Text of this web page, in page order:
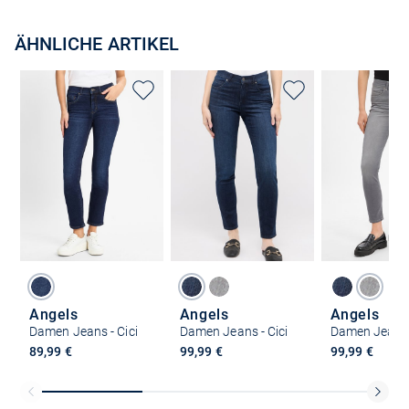
ÄHNLICHE ARTIKEL
Angels
Damen Jeans - Cici
89,99 €
Angels
Damen Jeans - Cici
99,99 €
Angels
Damen
99,99 €